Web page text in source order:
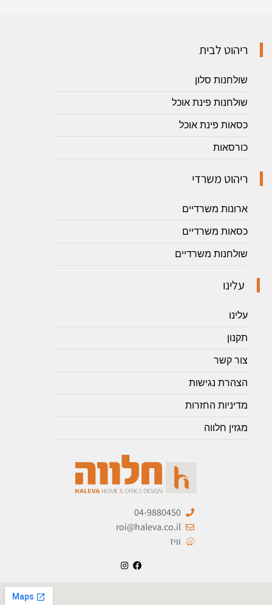
ריהוט לבית
שולחנות סלון
שולחנות פינת אוכל
כסאות פינת אוכל
כורסאות
ריהוט משרדי
ארונות משרדיים
כסאות משרדיים
שולחנות משרדיים
עלינו
עלינו
תקנון
צור קשר
הצהרת נגישות
מדיניות החזרות
מגזין חלווה
04-9880450
roi@haleva.co.il
וויז